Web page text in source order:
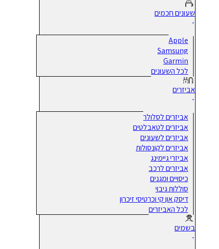
שעונים חכמים
Apple
Samsung
Garmin
לכל השעונים
אביזרים
אביזרים לסלולר
אביזרים לטאבלטים
אביזרים לשעונים
אביזרים לקונסולות
אביזרי גיימינג
אביזרים לרכב
כיסויים ומגנים
סוללות גיבוי
דיסק און קי וכרטיסי זיכרון
לכל האביזרים
בשמים